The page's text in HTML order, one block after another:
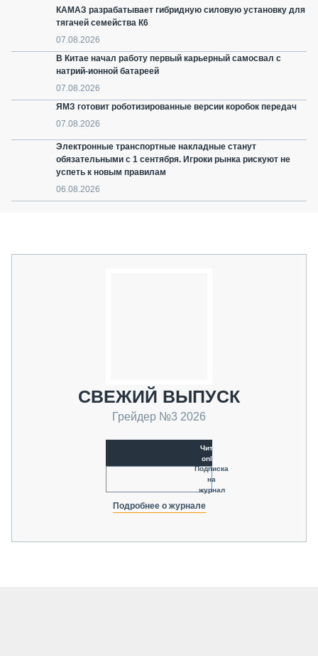
КАМАЗ разрабатывает гибридную силовую установку для
тягачей семейства К6
07.08.2026
В Китае начал работу первый карьерный самосвал с
натрий-ионной батареей
07.08.2026
ЯМЗ готовит роботизированные версии коробок передач
07.08.2026
Электронные транспортные накладные станут
обязательными с 1 сентября. Игроки рынка рискуют не
успеть к новым правилам
06.08.2026
СВЕЖИЙ ВЫПУСК
Грейдер №3 2026
Читать
online
Подписка
на
журнал
Подробнее о журнале